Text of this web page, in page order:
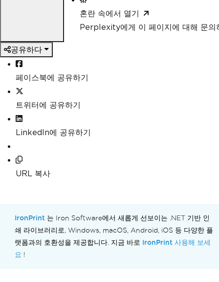
혼란 속에서 열기
Perplexity에게 이 페이지에 대해 문의
공유하다
페이스북에 공유하기
트위터에 공유하기
LinkedIn에 공유하기
URL 복사
IronPrint 는 Iron Software에서 새롭게 선보이는 .NET 기반 인
쇄 라이브러리로, Windows, macOS, Android, iOS 등 다양한 플
랫폼과의 호환성을 제공합니다. 지금 바로 IronPrint 사용해 보세
요 !